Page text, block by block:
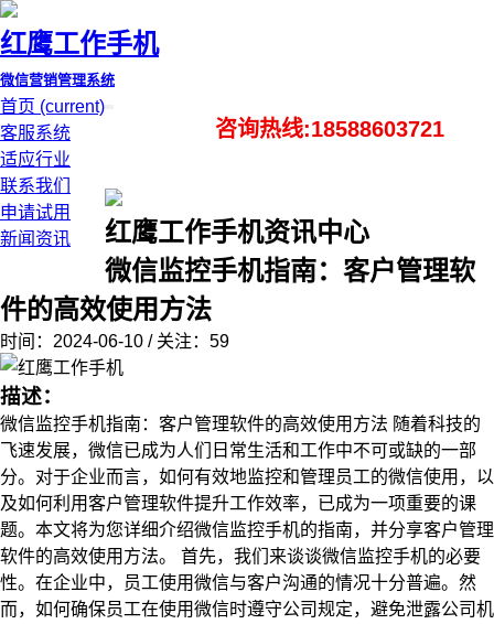
红鹰工作手机
微信营销管理系统
首页 (current)
客服系统
适应行业
联系我们
申请试用
新闻资讯
咨询热线:18588603721
红鹰工作手机资讯中心
微信监控手机指南：客户管理软
件的高效使用方法
时间：2024-06-10 / 关注：59
描述：
微信监控手机指南：客户管理软件的高效使用方法 随着科技的
飞速发展，微信已成为人们日常生活和工作中不可或缺的一部
分。对于企业而言，如何有效地监控和管理员工的微信使用，以
及如何利用客户管理软件提升工作效率，已成为一项重要的课
题。本文将为您详细介绍微信监控手机的指南，并分享客户管理
软件的高效使用方法。 首先，我们来谈谈微信监控手机的必要
性。在企业中，员工使用微信与客户沟通的情况十分普遍。然
而，如何确保员工在使用微信时遵守公司规定，避免泄露公司机